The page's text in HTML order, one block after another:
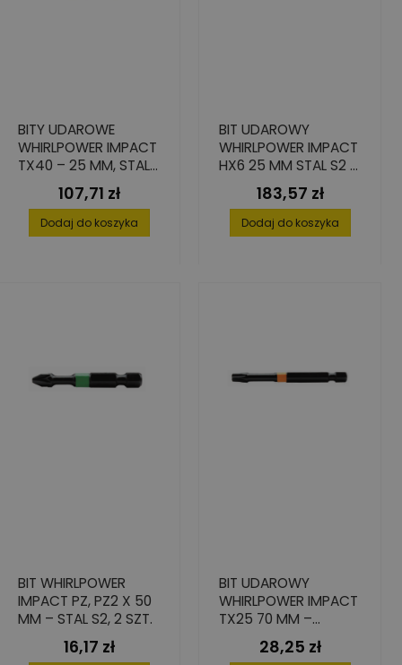
BITY UDAROWE
WHIRLPOWER IMPACT
TX40 – 25 MM, STAL
S2, 25 SZT.
Cena
107,71 zł
Dodaj do koszyka
BIT UDAROWY
WHIRLPOWER IMPACT
HX6 25 MM STAL S2 -
25 SZT.Cena
183,57 zł
Dodaj do koszyka
BIT WHIRLPOWER
IMPACT PZ, PZ2 X 50
MM – STAL S2, 2 SZT.
Cena
16,17 zł
BIT UDAROWY
WHIRLPOWER IMPACT
TX25 70 MM –
TRWAŁOŚĆ 7X
LEPSZACena
28,25 zł